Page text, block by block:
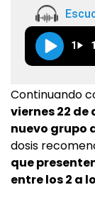
1
Continuando
viernes 22
nuevo grupo
dosis
que
entre los 2 a